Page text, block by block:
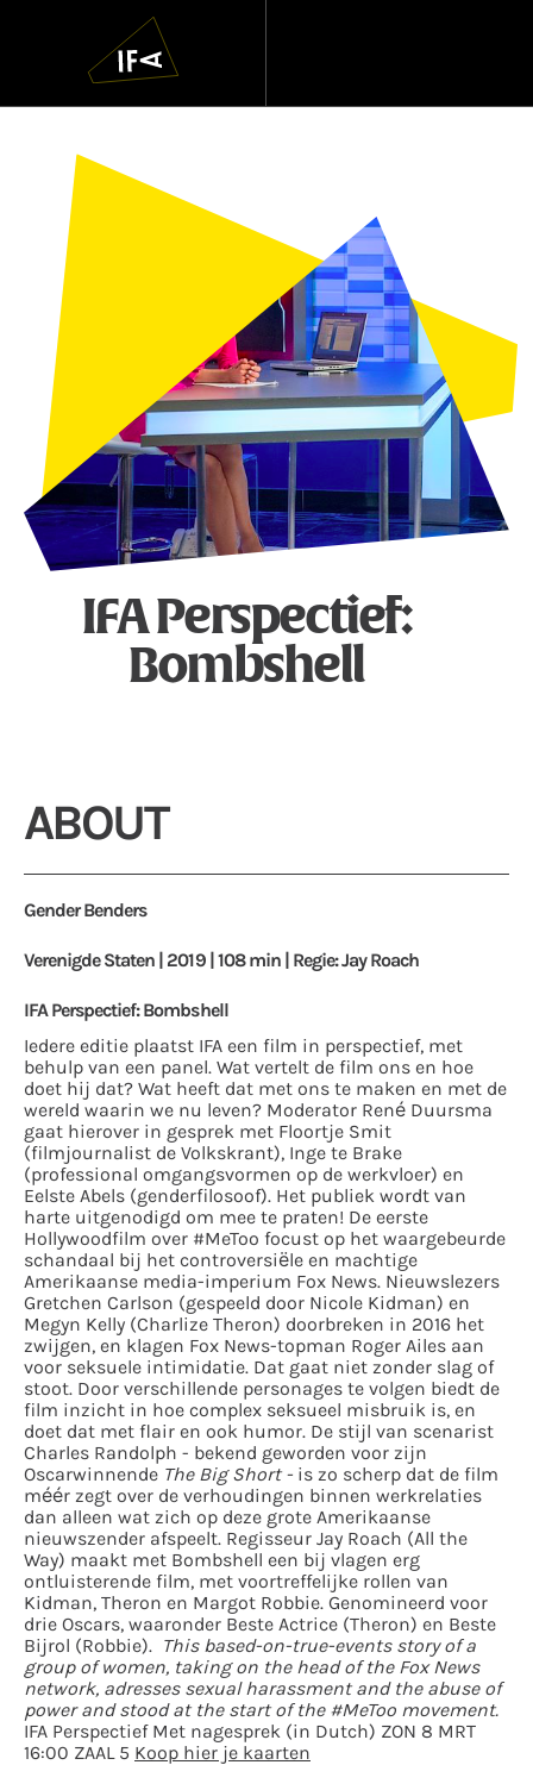
Navigatie
overslaan
IFA Perspectief:
Bombshell
ABOUT
Gender Benders
Verenigde Staten | 2019 | 108 min | Regie: Jay Roach
IFA Perspectief: Bombshell
Iedere editie plaatst IFA een film in perspectief, met
behulp van een panel. Wat vertelt de film ons en hoe
doet hij dat? Wat heeft dat met ons te maken en met de
wereld waarin we nu leven? Moderator René Duursma
gaat hierover in gesprek met Floortje Smit
(filmjournalist de Volkskrant), Inge te Brake
(professional omgangsvormen op de werkvloer) en
Eelste Abels (genderfilosoof). Het publiek wordt van
harte uitgenodigd om mee te praten! De eerste
Hollywoodfilm over #MeToo focust op het waargebeurde
schandaal bij het controversiële en machtige
Amerikaanse media-imperium Fox News. Nieuwslezers
Gretchen Carlson (gespeeld door Nicole Kidman) en
Megyn Kelly (Charlize Theron) doorbreken in 2016 het
zwijgen, en klagen Fox News-topman Roger Ailes aan
voor seksuele intimidatie. Dat gaat niet zonder slag of
stoot. Door verschillende personages te volgen biedt de
film inzicht in hoe complex seksueel misbruik is, en
doet dat met flair en ook humor. De stijl van scenarist
Charles Randolph - bekend geworden voor zijn
Oscarwinnende The Big Short - is zo scherp dat de film
méér zegt over de verhoudingen binnen werkrelaties
dan alleen wat zich op deze grote Amerikaanse
nieuwszender afspeelt. Regisseur Jay Roach (All the
Way) maakt met Bombshell een bij vlagen erg
ontluisterende film, met voortreffelijke rollen van
Kidman, Theron en Margot Robbie. Genomineerd voor
drie Oscars, waaronder Beste Actrice (Theron) en Beste
Bijrol (Robbie). This based-on-true-events story of a
group of women, taking on the head of the Fox News
network, adresses sexual harassment and the abuse of
power and stood at the start of the #MeToo movement.
IFA Perspectief Met nagesprek (in Dutch) ZON 8 MRT
16:00 ZAAL 5 Koop hier je kaarten